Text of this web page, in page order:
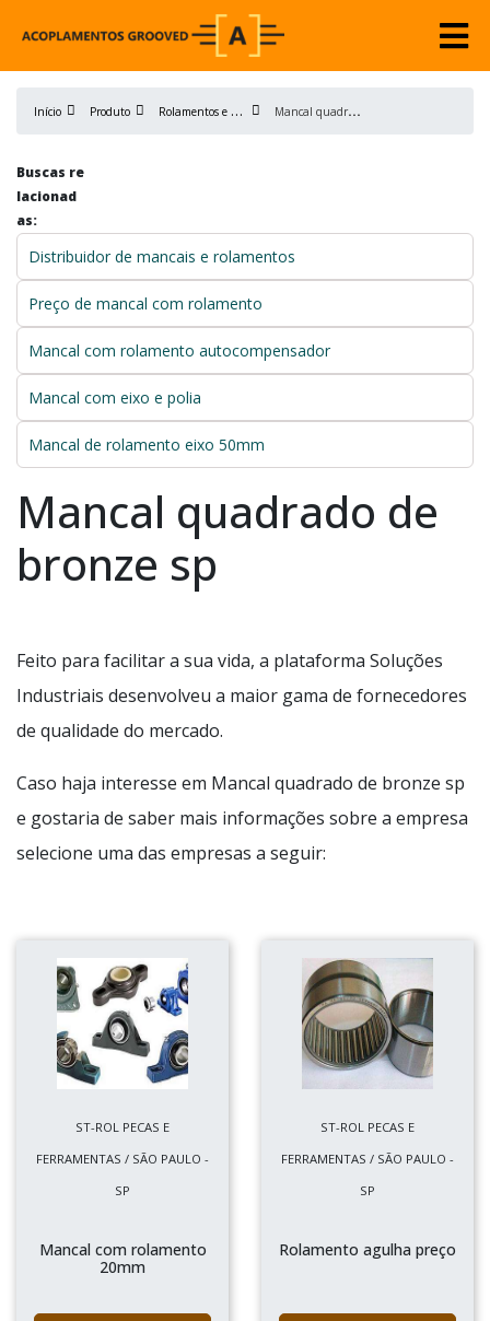
Início Produto R
olamentos e Mancais M
ancal quadrado de bronze sp
Buscas re
lacionad
as:
Distribuidor de mancais e rolamentos
Preço de mancal com rolamento
Mancal com rolamento autocompensador
Mancal com eixo e polia
Mancal de rolamento eixo 50mm
Mancal quadrado de
bronze sp
Feito para facilitar a sua vida, a plataforma Soluções
Industriais desenvolveu a maior gama de fornecedores
de qualidade do mercado.
Caso haja interesse em Mancal quadrado de bronze sp
e gostaria de saber mais informações sobre a empresa
selecione uma das empresas a seguir:
ST-ROL PECAS E
FERRAMENTAS / SÃO PAULO -
SP
Mancal com rolamento
20mm
ST-ROL PECAS E
FERRAMENTAS / SÃO PAULO -
SP
Rolamento agulha preço